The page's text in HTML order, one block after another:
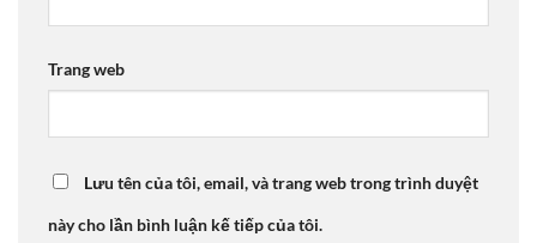
Trang web
Lưu tên của tôi, email, và trang web trong trình duyệt
này cho lần bình luận kế tiếp của tôi.